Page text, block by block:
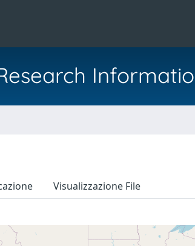
Visualizzazione File